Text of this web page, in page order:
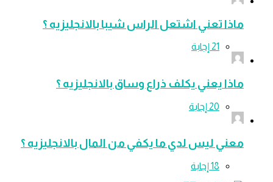
ماذا تعني اشتعل الراس شيبا بالانجليزيه ؟
ماذا يعني يكلف ذراع وساق بالانجليزيه ؟
معني ليس لدي ما يكفي من المال بالانجليزيه ؟